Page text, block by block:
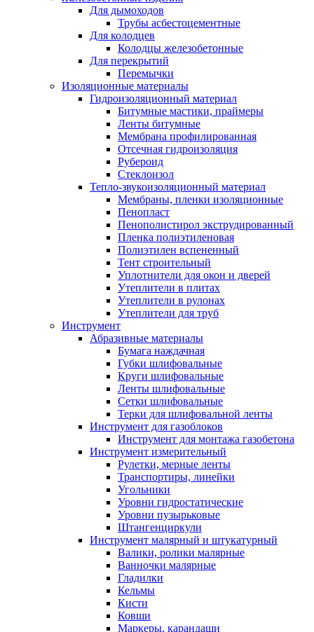
Для дымоходов
Трубы асбестоцементные
Для колодцев
Колодцы железобетонные
Для перекрытий
Перемычки
Изоляционные материалы
Гидроизоляционный материал
Битумные мастики, праймеры
Ленты битумные
Мембрана профилированная
Отсечная гидроизоляция
Рубероид
Стеклоизол
Тепло-звукоизоляционный материал
Мембраны, пленки изоляционные
Пенопласт
Пенополистирол экструдированный
Пленка полиэтиленовая
Полиэтилен вспененный
Тент строительный
Уплотнители для окон и дверей
Утеплители в плитах
Утеплители в рулонах
Утеплители для труб
Инструмент
Абразивные материалы
Бумага наждачная
Губки шлифовальные
Круги шлифовальные
Ленты шлифовальные
Сетки шлифовальные
Терки для шлифовальной ленты
Инструмент для газоблоков
Инструмент для монтажа газобетона
Инструмент измерительный
Рулетки, мерные ленты
Транспортиры, линейки
Угольники
Уровни гидростатические
Уровни пузырьковые
Штангенциркули
Инструмент малярный и штукатурный
Валики, ролики малярные
Ванночки малярные
Гладилки
Кельмы
Кисти
Ковши
Маркеры, карандаши